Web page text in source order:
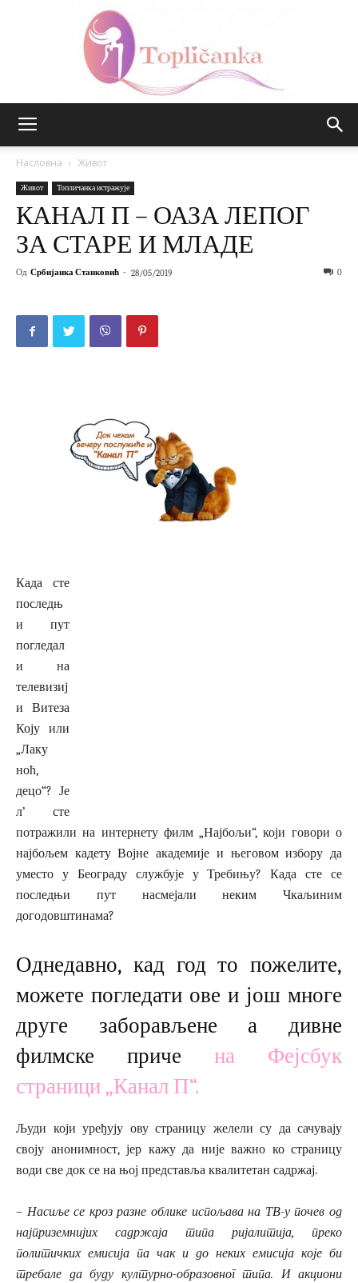
Насловна Живот
Живот Топличанка истражује
КАНАЛ П – ОАЗА ЛЕПОГ
ЗА СТАРЕ И МЛАДЕ
Од Србијанка Станковић - 28/05/2019 0
Када сте
последњ
и пут
погледал
и на
телевизиј
и Витеза
Коју или
„Лаку
ноћ,
децо“? Је
л’ сте
потражили на интернету филм „Најбољи“, који говори о
најбољем кадету Војне академије и његовом избору да
уместо у Београду службује у Требињу? Када сте се
последњи пут насмејали неким Чкаљиним
догодовштинама?
Однедавно, кад год то пожелите,
можете погледати ове и још многе
друге заборављене а дивне
филмске приче на Фејсбук
страници „Канал П“.
Људи који уређују ову страницу желели су да сачувају
своју анонимност, јер кажу да није важно ко страницу
води све док се на њој представља квалитетан садржај.
– Насиље се кроз разне облике испољава на ТВ-у почев од
најприземнијих садржаја типа ријалитија, преко
политичких емисија па чак и до неких емисија које би
требале да буду културно-образовног типа. И акциони